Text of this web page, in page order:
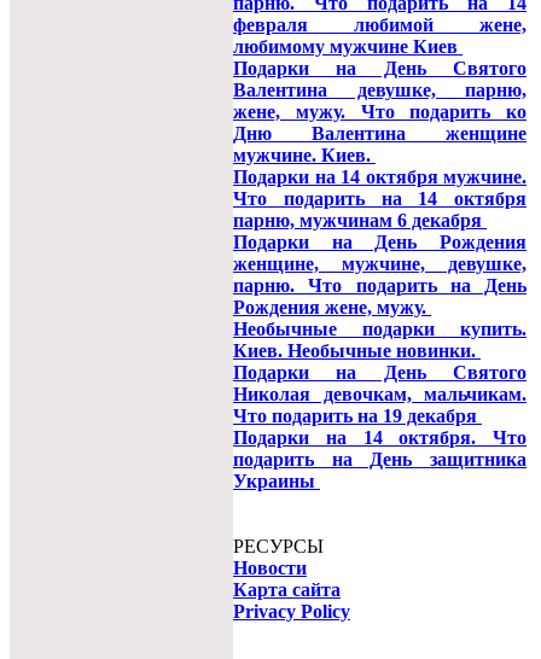
февраля любимой жене,
любимому мужчине Киев
Подарки на День Святого
Валентина девушке, парню,
жене, мужу. Что подарить ко
Дню Валентина женщине
мужчине. Киев.
Подарки на 14 октября мужчине.
Что подарить на 14 октября
парню, мужчинам 6 декабря
Подарки на День Рождения
женщине, мужчине, девушке,
парню. Что подарить на День
Рождения жене, мужу.
Необычные подарки купить.
Киев. Необычные новинки.
Подарки на День Святого
Николая девочкам, мальчикам.
Что подарить на 19 декабря
Подарки на 14 октября. Что
подарить на День защитника
Украины
РЕСУРСЫ
Новости
Карта сайта
Privacy Policy